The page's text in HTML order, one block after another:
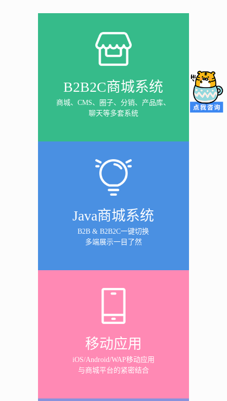
B2B2C商城系统
商城、CMS、圈子、分销、产品库、
聊天等多套系统
Java商城系统
B2B & B2B2C一键切换
多端展示一目了然
移动应用
iOS/Android/WAP移动应用
与商城平台的紧密结合